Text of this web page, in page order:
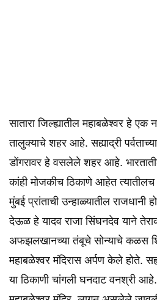
सातारा जिल्ह्यातील महाबळेश्वर हे एक
तालुक्याचे शहर आहे. सह्याद्री
डोंगरावर हे वसलेले शहर आहे.
कांही मोजकीच ठिकाणे आहेत
मुंबई प्रांताची उन्हाळ्यातील राजधानी
देऊळ हे यादव राजा सिंघनदेव याने
अफझलखानच्या तंबूचे सोन्याचे कळस
महाबळेश्वर मंदिरास अर्पण केले होते.
या ठिकाणी चांगली घनदाट वनश्री